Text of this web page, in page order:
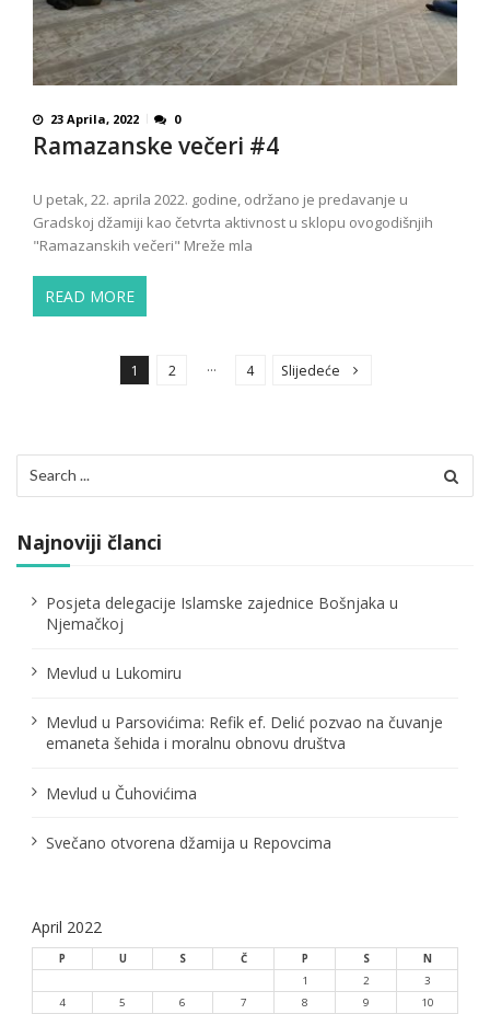
23 Aprila, 2022 0
Ramazanske večeri #4
U petak, 22. aprila 2022. godine, održano je predavanje u
Gradskoj džamiji kao četvrta aktivnost u sklopu ovogodišnjih
"Ramazanskih večeri" Mreže mla
READ MORE
s
p
g
n
t
i
o
1 2 … 4 Slijedeće
for:
Najnoviji članci
Posjeta delegacije Islamske zajednice Bošnjaka u
Njemačkoj
Mevlud u Lukomiru
Mevlud u Parsovićima: Refik ef. Delić pozvao na čuvanje
emaneta šehida i moralnu obnovu društva
Mevlud u Čuhovićima
Svečano otvorena džamija u Repovcima
April 2022
P U S Č P S
N
1
2
3
4
5 6 7 8 9
10